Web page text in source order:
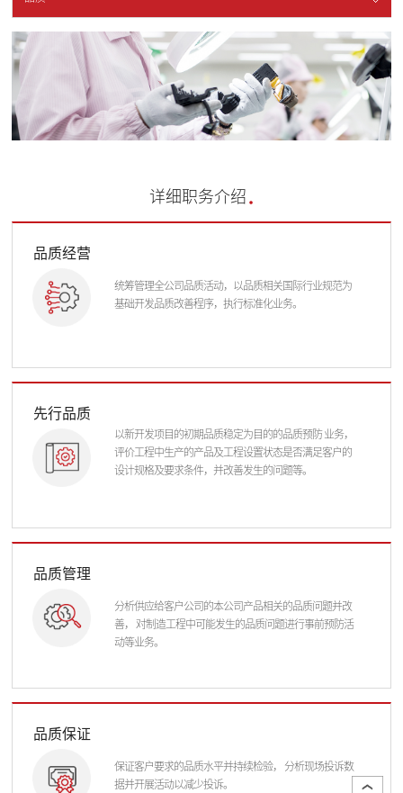
详细职务介绍
品质经营
统筹管理全公司品质活动，以品质相关国际行业规范为
基础开发品质改善程序，执行标准化业务。
先行品质
以新开发项目的初期品质稳定为目的的品质预防 业务，
评价工程中生产的产品及工程设置状态是否满足客户的
设计规格及要求条件，并改善发生的问题等。
品质管理
分析供应给客户公司的本公司产品相关的品质问题并改
善， 对制造工程中可能发生的品质问题进行事前预防活
动等业务。
品质保证
保证客户要求的品质水平并持续检验， 分析现场投诉数
据并开展活动以减少投诉。